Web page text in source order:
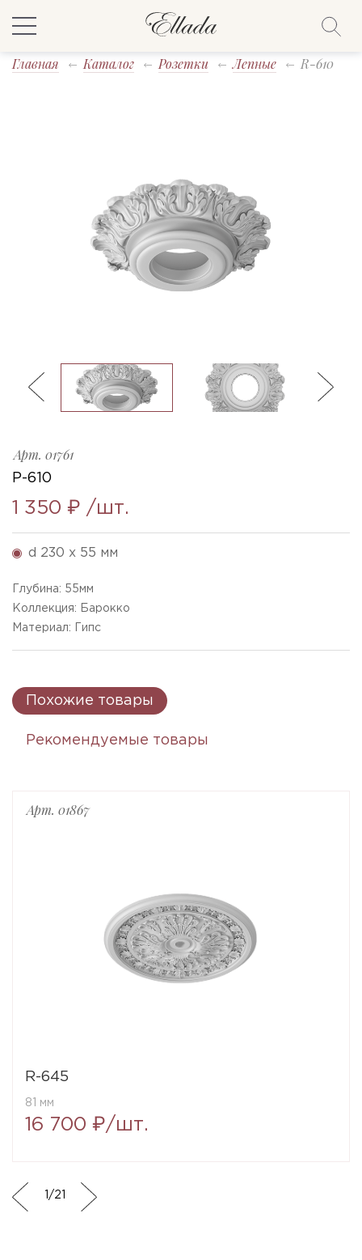
Главная Каталог Розетки Лепные R-610
Арт. 01761
Р-610
1 350 ₽ /шт.
d 230 x 55 мм
Глубина: 55мм
Коллекция: Барокко
Материал: Гипс
Похожие товары
Рекомендуемые товары
Арт. 01867
R-645
81 мм
16 700 ₽/шт.
/21